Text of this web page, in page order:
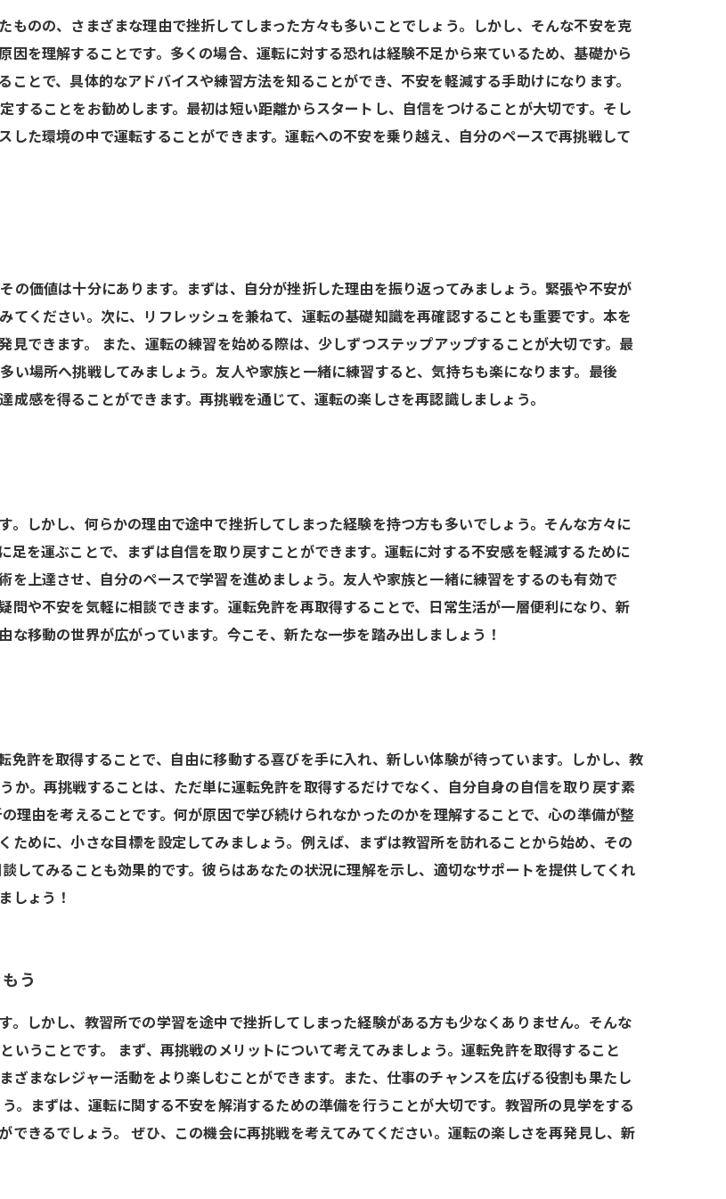
ものの、さまざまな理由で挫折してしまった方々も多いことでしょう。しかし、そんな不安を克
因を理解することです。多くの場合、運転に対する恐れは経験不足から来ているため、基礎から
とで、具体的なアドバイスや練習方法を知ることができ、不安を軽減する手助けになります。
することをお勧めします。最初は短い距離からスタートし、自信をつけることが大切です。そし
した環境の中で運転することができます。運転への不安を乗り越え、自分のペースで再挑戦して
の価値は十分にあります。まずは、自分が挫折した理由を振り返ってみましょう。緊張や不安が
てください。次に、リフレッシュを兼ねて、運転の基礎知識を再確認することも重要です。本を
できます。 また、運転の練習を始める際は、少しずつステップアップすることが大切です。最
い場所へ挑戦してみましょう。友人や家族と一緒に練習すると、気持ちも楽になります。最後
感を得ることができます。再挑戦を通じて、運転の楽しさを再認識しましょう。
。しかし、何らかの理由で途中で挫折してしまった経験を持つ方も多いでしょう。そんな方々に
足を運ぶことで、まずは自信を取り戻すことができます。運転に対する不安感を軽減するために
を上達させ、自分のペースで学習を進めましょう。友人や家族と一緒に練習をするのも有効で
問や不安を気軽に相談できます。運転免許を再取得することで、日常生活が一層便利になり、新
移動の世界が広がっています。今こそ、新たな一歩を踏み出しましょう！
許を取得することで、自由に移動する喜びを手に入れ、新しい体験が待っています。しかし、教
か。再挑戦することは、ただ単に運転免許を取得するだけでなく、自分自身の自信を取り戻す素
理由を考えることです。何が原因で学び続けられなかったのかを理解することで、心の準備が整
ために、小さな目標を設定してみましょう。例えば、まずは教習所を訪れることから始め、その
してみることも効果的です。彼らはあなたの状況に理解を示し、適切なサポートを提供してくれ
しょう！
う
。しかし、教習所での学習を途中で挫折してしまった経験がある方も少なくありません。そんな
うことです。 まず、再挑戦のメリットについて考えてみましょう。運転免許を取得すること
ざまなレジャー活動をより楽しむことができます。また、仕事のチャンスを広げる役割も果たし
。まずは、運転に関する不安を解消するための準備を行うことが大切です。教習所の見学をする
できるでしょう。 ぜひ、この機会に再挑戦を考えてみてください。運転の楽しさを再発見し、新